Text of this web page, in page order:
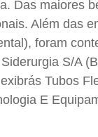
Das maiores
Além das
foram
S/A
Tubos
E